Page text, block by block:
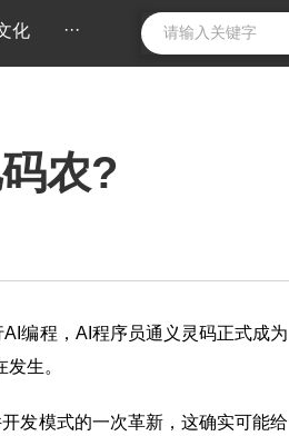
化 ···
农?
编程，AI程序员通义灵码正式成为
生。
发模式的一次革新，这确实可能给